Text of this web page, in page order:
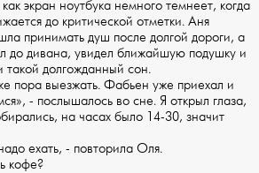
экран ноутбука немного темнеет, когда
до критической отметки. Аня
принимать душ после долгой дороги, а
до дивана, увидел ближайшую подушку и
такой долгожданный сон.
пора выезжать. Фабьен уже приехал и
- послышалось во сне. Я открыл глаза,
на часах было 14-30, значит
ехать, - повторила Оля.
кофе?